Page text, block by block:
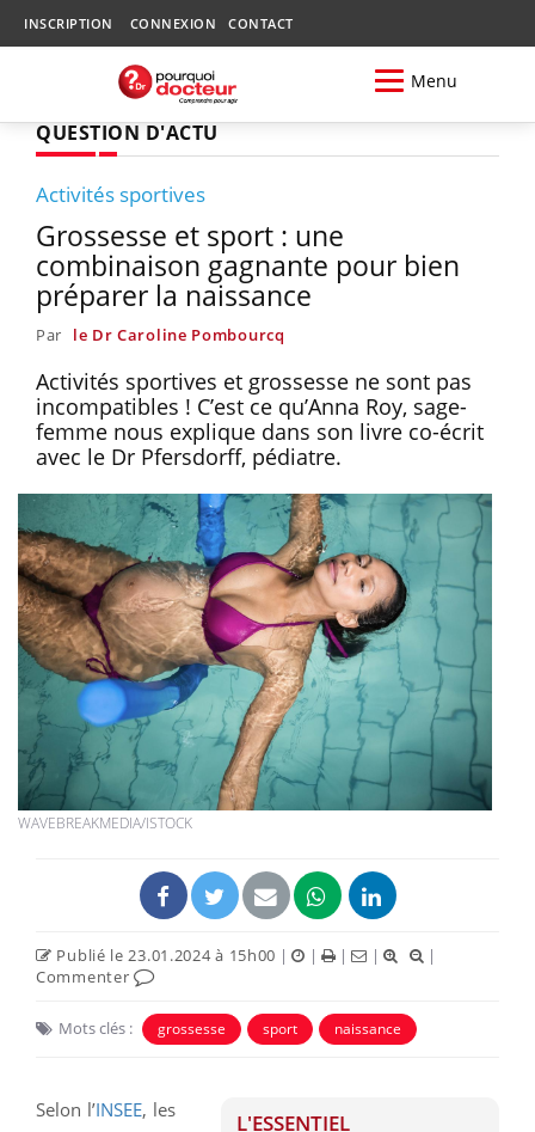
INSCRIPTION CONNEXION CONTACT
Menu
QUESTION D'ACTU
Activités sportives
Grossesse et sport : une
combinaison gagnante pour bien
préparer la naissance
Par le Dr Caroline Pombourcq
Activités sportives et grossesse ne sont pas
incompatibles ! C’est ce qu’Anna Roy, sage-
femme nous explique dans son livre co-écrit
avec le Dr Pfersdorff, pédiatre.
WAVEBREAKMEDIA/ISTOCK
Publié le 23.01.2024 à 15h00 | | | |
|
Commenter
Mots clés : grossesse sport naissance
L'ESSENTIEL
Selon l’INSEE, les